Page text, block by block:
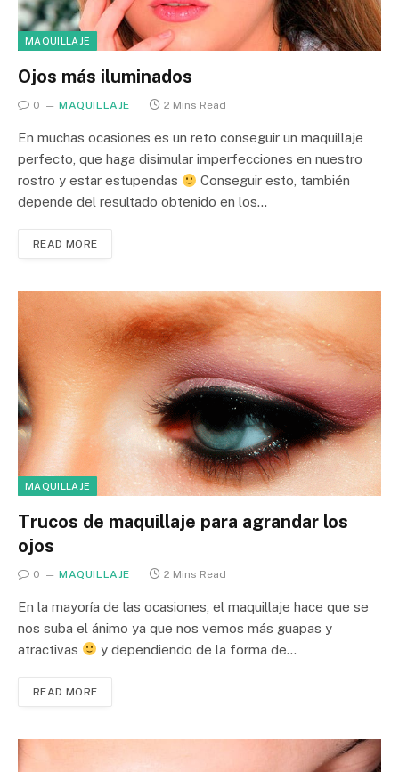
MAQUILLAJE
Ojos más iluminados
0 MAQUILLAJE 2 Mins Read
En muchas ocasiones es un reto conseguir un maquillaje
perfecto, que haga disimular imperfecciones en nuestro
rostro y estar estupendas
Conseguir esto, también
depende del resultado obtenido en los…
READ MORE
MAQUILLAJE
Trucos de maquillaje para agrandar los
ojos
0 MAQUILLAJE 2 Mins Read
En la mayoría de las ocasiones, el maquillaje hace que se
nos suba el ánimo ya que nos vemos más guapas y
atractivas
y dependiendo de la forma de…
READ MORE